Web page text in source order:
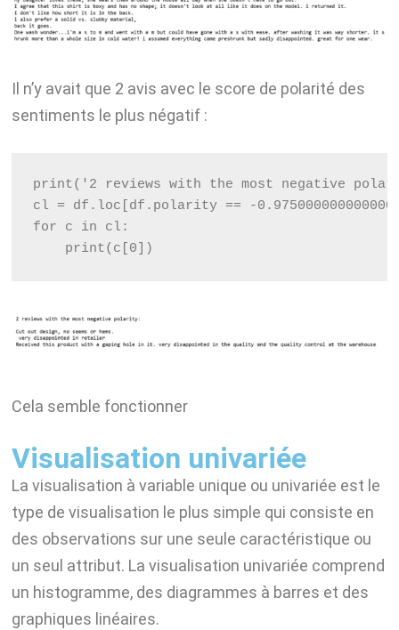
Il n’y avait que 2 avis avec le score de polarité des
sentiments le plus négatif :
print('2 reviews with the most negative
cl = df.loc[df.polarity == -
for c in cl:
    print(c[0])
Cela semble fonctionner
Visualisation univariée
La visualisation à variable unique ou univariée est le
type de visualisation le plus simple qui consiste en
des observations sur une seule caractéristique ou
un seul attribut. La visualisation univariée comprend
un histogramme, des diagrammes à barres et des
graphiques linéaires.